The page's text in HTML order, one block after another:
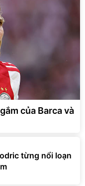
của Barca và
từng nổi loạn